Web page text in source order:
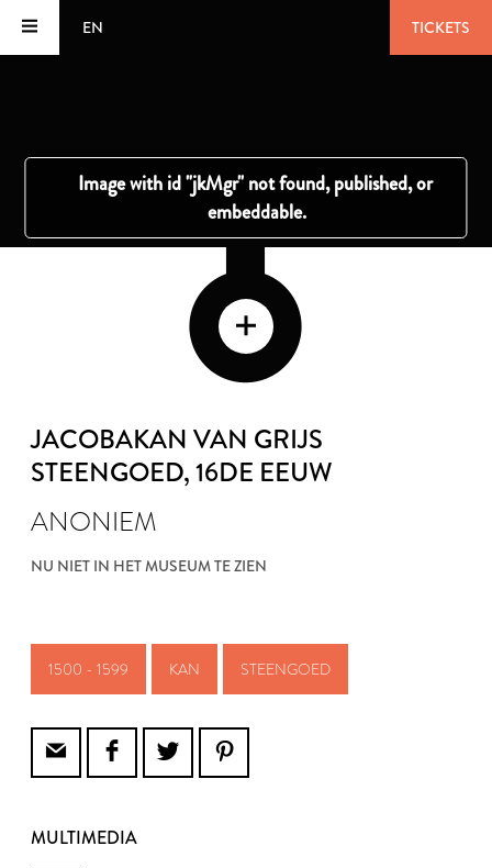
EN TICKETS
JACOBAKAN VAN GRIJS
STEENGOED, 16DE EEUW
ANONIEM
NU NIET IN HET MUSEUM TE ZIEN
1500 - 1599 KAN STEENGOED
MULTIMEDIA